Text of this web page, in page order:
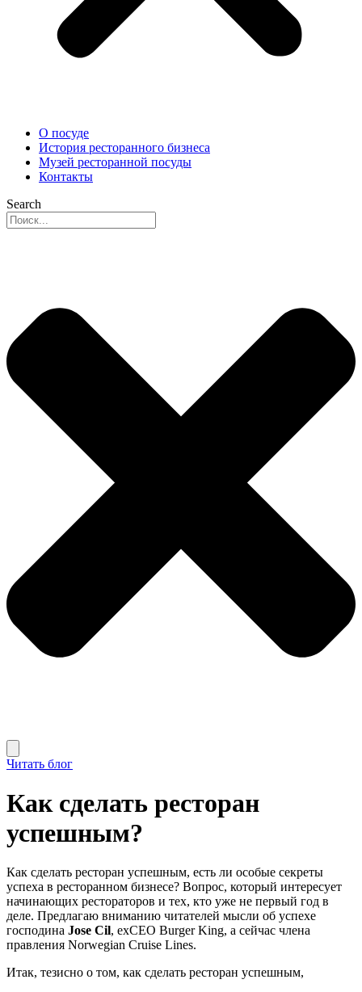
О посуде
История ресторанного бизнеса
Музей ресторанной посуды
Контакты
Search
Читать блог
Как сделать ресторан
успешным?
Как сделать ресторан успешным, есть ли особые секреты
успеха в ресторанном бизнесе? Вопрос, который интересует
начинающих рестораторов и тех, кто уже не первый год в
деле. Предлагаю вниманию читателей мысли об успехе
господина Jose Cil, exCEO Burger King, а сейчас члена
правления Norwegian Cruise Lines.
Итак, тезисно о том, как сделать ресторан успешным,